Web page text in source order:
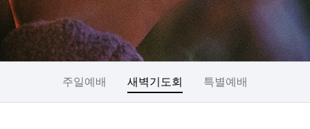
주일예배 새벽기도회 특별예배